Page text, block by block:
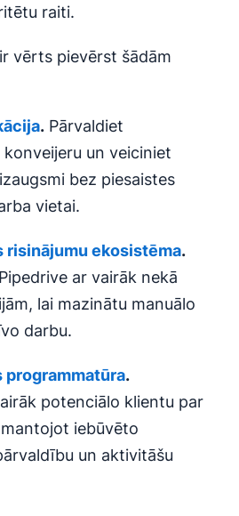
raiti.
vērts pievērst šādām
. Pārvaldiet
konveijeru un veiciniet
bez piesaistes
vietai.
risinājumuekosistēma.
ar vairāk nekā
lai mazinātu manuālo
darbu.
programmatūra.
potenciālo klientu par
iebūvēto
un aktivitāšu